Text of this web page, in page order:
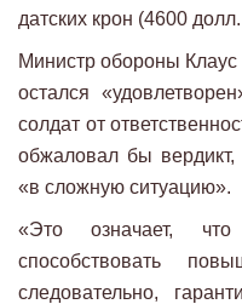
датских крон (4600
Министр обороны Клаус
остался
солдат от
обжаловал бы
«в сложную ситуацию».
«Это означает,
способствовать
следовательно,